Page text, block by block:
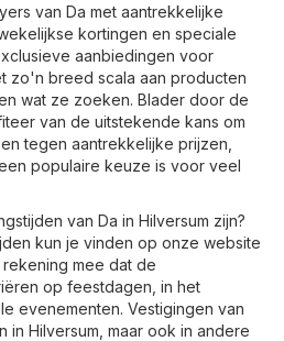
van Da met aantrekkelijke
kortingen en speciale
aanbiedingen voor
zo'n breed scala aan producten
wat ze zoeken. Blader door de
van de uitstekende kans om
tegen aantrekkelijke prijzen,
populaire keuze is voor veel
van Da in Hilversum zijn?
kun je vinden op onze website
rekening mee dat de
op feestdagen, in het
evenementen. Vestigingen van
in Hilversum, maar ook in andere